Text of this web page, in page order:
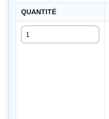
QUANTITÉ
Quantité